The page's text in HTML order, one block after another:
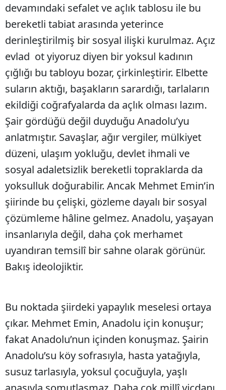
devamındaki sefalet ve açlık tablosu ile bu
bereketli tabiat arasında yeterince
derinleştirilmiş bir sosyal ilişki kurulmaz. Açız
evlad ot yiyoruz diyen bir yoksul kadının
çığlığı bu tabloyu bozar, çirkinleştirir. Elbette
suların aktığı, başakların sarardığı, tarlaların
ekildiği coğrafyalarda da açlık olması lazım.
Şair gördüğü değil duyduğu Anadolu’yu
anlatmıştır. Savaşlar, ağır vergiler, mülkiyet
düzeni, ulaşım yokluğu, devlet ihmali ve
sosyal adaletsizlik bereketli topraklarda da
yoksulluk doğurabilir. Ancak Mehmet Emin’in
şiirinde bu çelişki, gözleme dayalı bir sosyal
çözümleme hâline gelmez. Anadolu, yaşayan
insanlarıyla değil, daha çok merhamet
uyandıran temsilî bir sahne olarak görünür.
Bakış ideolojiktir.
Bu noktada şiirdeki yapaylık meselesi ortaya
çıkar. Mehmet Emin, Anadolu için konuşur;
fakat Anadolu’nun içinden konuşmaz. Şairin
Anadolu’su köy sofrasıyla, hasta yatağıyla,
susuz tarlasıyla, yoksul çocuğuyla, yaşlı